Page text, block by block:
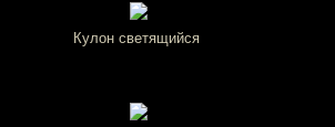
Кулон светящийся